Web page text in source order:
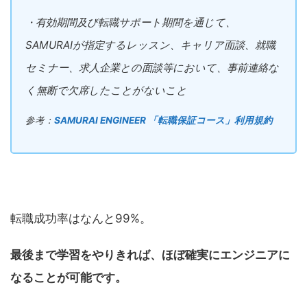
・有効期間及び転職サポート期間を通じて、
SAMURAIが指定するレッスン、キャリア面談、就職
セミナー、求人企業との面談等において、事前連絡な
く無断で欠席したことがないこと
参考： SAMURAI ENGINEER 「転職保証コース」利用規約
転職成功率はなんと99%。
最後まで学習をやりきれば、ほぼ確実にエンジニアに
なることが可能です。